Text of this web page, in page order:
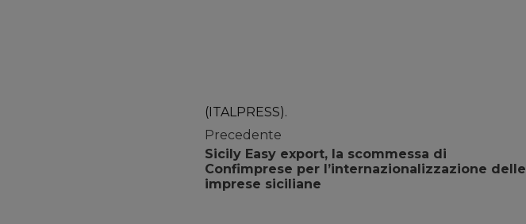
(ITALPRESS).
Precedente
Sicily Easy export, la scommessa di
Confimprese per l’internazionalizzazione delle
imprese siciliane